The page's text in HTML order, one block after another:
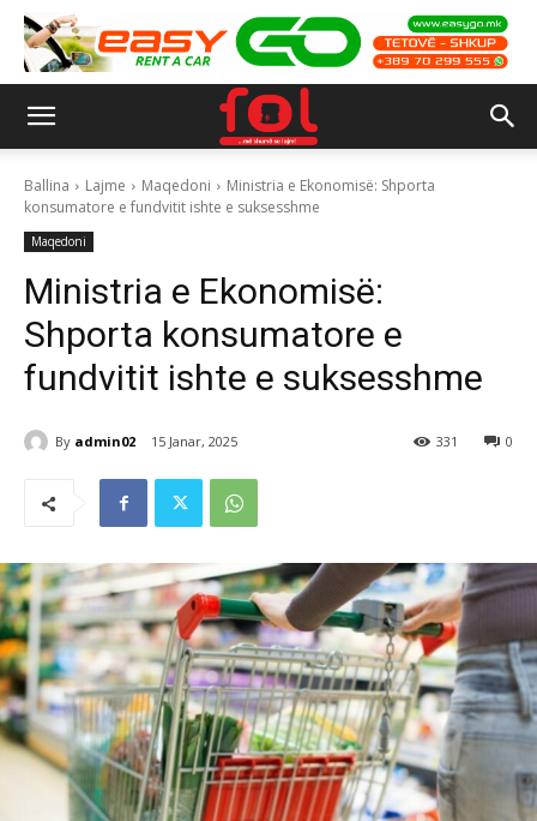
Ballina Lajme Maqedoni
Ministria e Ekonomisë: Shporta
konsumatore e fundvitit ishte e suksesshme
Maqedoni
Ministria e Ekonomisë:
Shporta konsumatore e
fundvitit ishte e suksesshme
By admin02 15 Janar, 2025 0
331